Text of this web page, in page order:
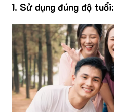
1. Sử dụng đúng độ tuổi: